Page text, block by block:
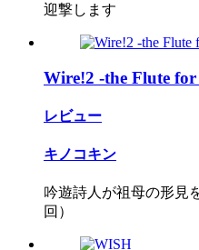
迎撃します
Wire!2 -the Flute for
レビュー
キノコキン
吟遊詩人が祖母の形見
回）